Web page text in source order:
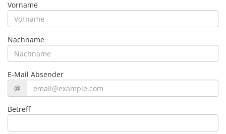
Vorname
Nachname
E-Mail Absender
@
Betreff